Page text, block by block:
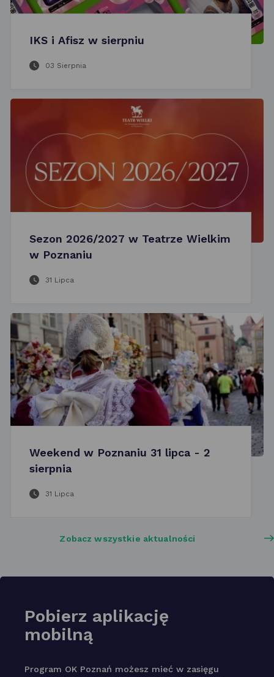
IKS i Afisz w sierpniu
03 Sierpnia
Sezon 2026/2027 w Teatrze Wielkim
w Poznaniu
31 Lipca
Weekend w Poznaniu 31 lipca - 2
sierpnia
31 Lipca
Zobacz wszystkie aktualności
Pobierz aplikację
mobilną
Program OK Poznań możesz mieć w zasięgu